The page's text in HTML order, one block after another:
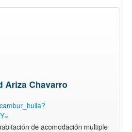
Ariza Chavarro
de acomodación multiple